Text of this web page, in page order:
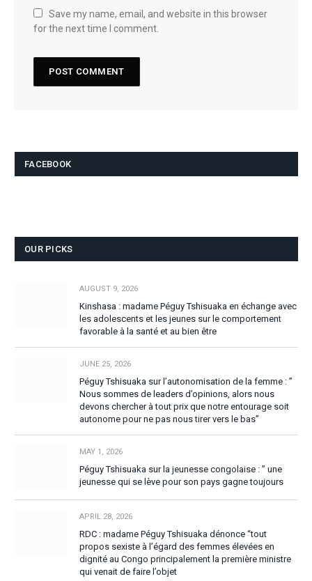
Save my name, email, and website in this browser
for the next time I comment.
FACEBOOK
OUR PICKS
AUGUST 9, 2026
Kinshasa : madame Péguy Tshisuaka en échange avec
les adolescents et les jeunes sur le comportement
favorable à la santé et au bien être
JUNE 25, 2026
Péguy Tshisuaka sur l’autonomisation de la femme : ”
Nous sommes de leaders d’opinions, alors nous
devons chercher à tout prix que notre entourage soit
autonome pour ne pas nous tirer vers le bas”
MAY 1, 2026
Péguy Tshisuaka sur la jeunesse congolaise : ” une
jeunesse qui se lève pour son pays gagne toujours
APRIL 28, 2026
RDC : madame Péguy Tshisuaka dénonce “tout
propos sexiste à l’égard des femmes élevées en
dignité au Congo principalement la première ministre
qui venait de faire l’objet